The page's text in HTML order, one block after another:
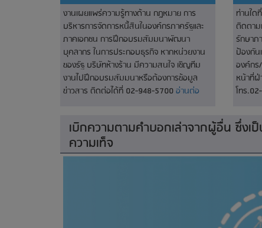
งานเผยแพร่ความรู้ทางด้าน กฎหมาย การ
บริหารการจัดการหนี้สินในองค์กรภาครัฐและ
ภาคเอกชน การฝึกอบรมสัมมนาพัฒนา
บุคลากร ในการประกอบธุรกิจ หากหน่วยงาน
ของรัฐ บริษัทห้างร้าน มีความสนใจ เชิญทีม
งานไปฝึกอบรมสัมมนาหรือต้องการข้อมูล
ข่าวสาร ติดต่อได้ที่ 02-948-5700อ่านต่อ
ท่านใด
ติดตาม
รักษา
ป้องกัน
องค์กร
หน้าที่
โทร
เบิกความตามคำบอกเล่าจากผู้อื่น ซึ่งเ
ความเท็จ